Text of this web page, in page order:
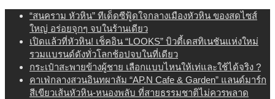
Skip
content
“สนคราม หัวหิน” ทีเด็ดซีฟู้ดใจกลางเมืองหัวหิน ของสดไซส์
ใหญ่ อร่อยจุกๆ จบในร้านเดียว
เปิดแล้วที่หัวหิน! เช็คอิน “LOOKS” บิวตี้เดสทิเนชันแห่งใหม่
รวมแบรนด์ดังทั่วโลกช้อปจบในที่เดียว
กระเป๋าสะพายข้างผู้ชาย เลือกแบบไหนให้เท่และใช้ได้จริง ?
คาเฟ่กลางสวนอินทผาลัม “AP.N Cafe & Garden” แลนด์มาร์ก
สีเขียวเส้นหัวหิน-หนองพลับ ที่สายธรรมชาติไม่ควรพลาด